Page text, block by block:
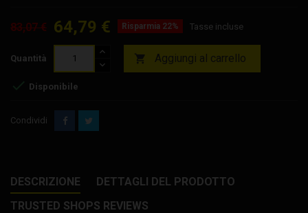
83,07 € 64,79 € Risparmia 22% Tasse incluse
Quantità  Aggiungi al carrello
 Disponibile
Condividi
DESCRIZIONE
DETTAGLI DEL PRODOTTO
TRUSTED SHOPS REVIEWS